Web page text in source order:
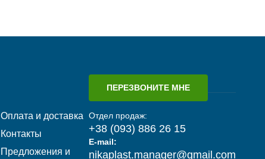
Оплата и доставка
Контакты
Предложения и
ПЕРЕЗВОНИТЕ МНЕ
Отдел продаж:
+38 (093) 886 26 15
E-mail:
nikaplast.manager@gmail.com